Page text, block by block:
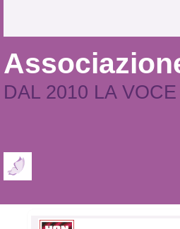
DAL 2010 LA